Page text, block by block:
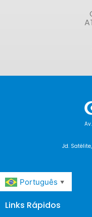
Jd.
Português ▼
Links Rápidos